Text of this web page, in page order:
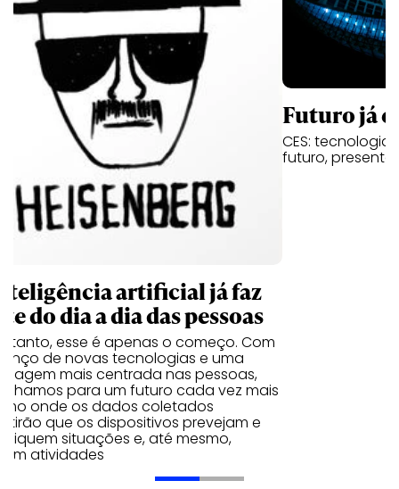
artificial já faz
do dia a dia das pessoas
esse é apenas o começo. Com
de novas tecnologias e uma
mais centrada nas pessoas,
para um futuro cada vez mais
onde os dados coletados
que os dispositivos prevejam e
situações e, até mesmo,
atividades
Futuro já
CES:
futuro, presente